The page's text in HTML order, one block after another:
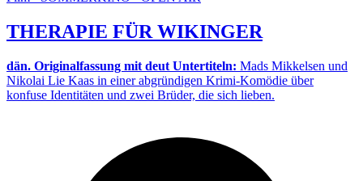
THERAPIE FÜR WIKINGER
dän. Originalfassung mit deut Untertiteln: Mads Mikkelsen und
Nikolai Lie Kaas in einer abgründigen Krimi-Komödie über
konfuse Identitäten und zwei Brüder, die sich lieben.